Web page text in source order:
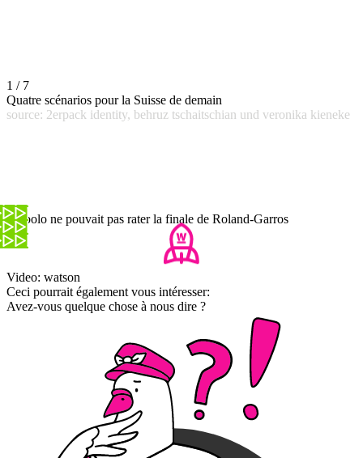
1 / 7
Quatre scénarios pour la Suisse de demain
source: 2erpack identity, behruz tschaitschian und veronika kieneke
Embolo ne pouvait pas rater la finale de Roland-Garros
Video: watson
Ceci pourrait également vous intéresser:
Avez-vous quelque chose à nous dire ?